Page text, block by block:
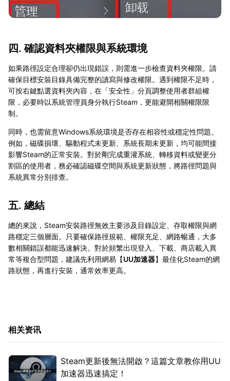
四. 確認資料夾權限與系統環境
如果路徑設定合理卻仍出現錯誤，則需進一步檢查資料夾權限。請
確保目標安裝目錄具備完整的讀寫與修改權限。遇到權限不足時，
可按右鍵點選資料夾內容，在「安全性」分頁調整使用者群組權
限，必要時以系統管理員身分執行Steam，更能避開相關權限限
制。
同時，也需留意Windows系統環境是否存在相容性或穩定性問題。
例如，磁碟損壞、驅動程式未更新、系統長期未更新，均可能間接
影響Steam的正常安裝。對於剛完成重灌系統、轉移資料或變更分
割區的使用者，務必確認磁碟空間與系統更新狀態，將路徑問題與
系統異常分別排查。
五. 總結
總的來說，Steam安裝路徑無效主要涉及目錄設定、存取權限與網
路穩定三個層面。只要確保路徑規範、權限充足、網路暢通，大多
數相關錯誤都能迅速解決。對於頻繁出現登入、下載、商店載入異
常等複合型問題，建議先利用網易【UU加速器】最佳化Steam的網
路狀態，再進行安裝，通常效率更高。
相关资讯
Steam更新後無法開啟？這篇文章教你用UU
加速器迅速搞定！